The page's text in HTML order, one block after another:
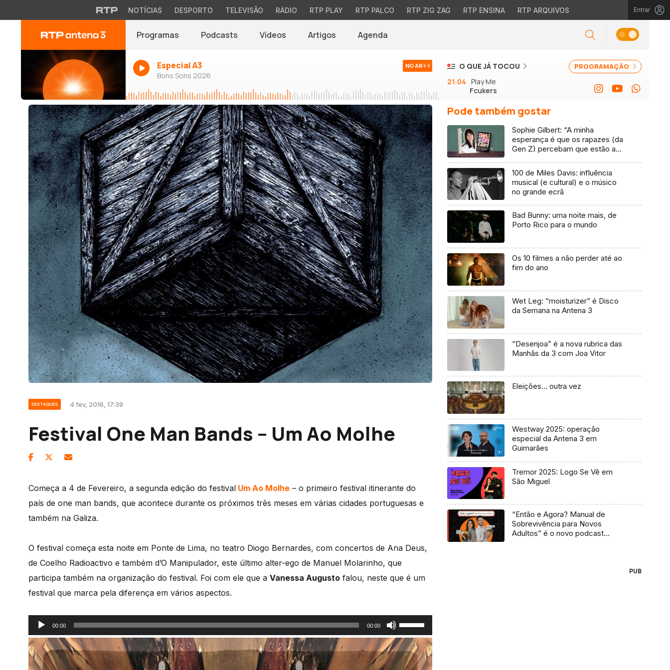
NOTÍCIAS DESPORTO TELEVISÃO RÁDIO RTP PLAY RTP PALCO RTP ZIG ZAG RTP ENSINA RTP ARQUIVOS Entrar
Programas Podcasts Vídeos Artigos Agenda
Especial A3
Bons Sons 2026
NO AR PROGRAMAÇÃO
O QUE JÁ TOCOU
21:04 Play Me
Fcukers
DESTAQUES 4 fev, 2016, 17:39
Festival One Man Bands – Um Ao Molhe
Começa a 4 de Fevereiro, a segunda edição do festival Um Ao Molhe – o primeiro festival itinerante do
país de one man bands, que acontece durante os próximos três meses em várias cidades portuguesas e
também na Galiza.
O festival começa esta noite em Ponte de Lima, no teatro Diogo Bernardes, com concertos de Ana Deus,
de Coelho Radioactivo e também d’O Manipulador, este último alter-ego de Manuel Molarinho, que
participa também na organização do festival. Foi com ele que a Vanessa Augusto falou, neste que é um
festival que marca pela diferença em vários aspectos.
Reprodutor
de
áudio
00:00 00:00
Use
as
setas
cima/baixo
Pode também gostar
Sophie Gilbert: “A minha
esperança é que os rapazes (da
Gen Z) percebam que estão a
100 de Miles Davis: influência
musical (e cultural) e o músico
no grande ecrã
Bad Bunny: uma noite mais, de
Porto Rico para o mundo
Os 10 filmes a não perder até ao
fim do ano
Wet Leg: “moisturizer” é Disco
da Semana na Antena 3
“Desenjoa” é a nova rubrica das
Manhãs da 3 com Joa Vitor
Eleições… outra vez
Westway 2025: operação
especial da Antena 3 em
Guimarães
Tremor 2025: Logo Se Vê em
São Miguel
“Então e Agora? Manual de
Sobrevivência para Novos
Adultos” é o novo podcast
PUB